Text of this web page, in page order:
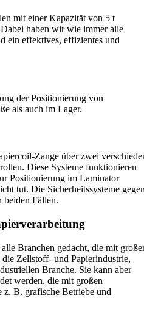
mit einer Kapazität von 5 t
haben wir wie immer alle
ein effektives, effizientes und
der Positionierung von
als auch im Lager.
Zange über zwei
Diese Systeme funktionieren
Positionierung im Laminator
tut. Die Sicherheitssysteme
Fällen.
Branchen gedacht, die mit
Zellstoff- und Papierindustrie,
Branche. Sie kann aber
werden, die mit großen
z. B. grafische Betriebe und